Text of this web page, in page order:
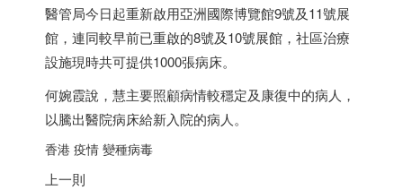
醫管局今日起重新啟用亞洲國際博覽館9號及11號展
館，連同較早前已重啟的8號及10號展館，社區治療
設施現時共可提供1000張病床。
何婉霞說，慧主要照顧病情較穩定及康復中的病人，
以騰出醫院病床給新入院的病人。
香港 疫情 變種病毒
上一則